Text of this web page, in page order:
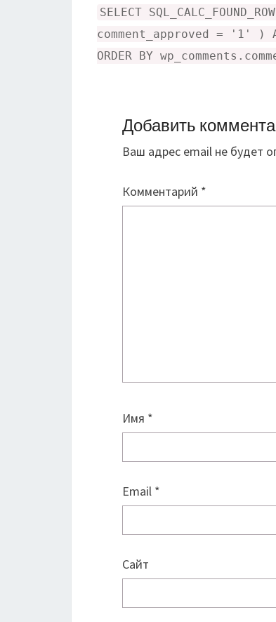
SELECT
comment_approved = '1' )
ORDER BY
Добавить
Ваш адрес email не будет
Комментарий *
Имя *
Email *
Сайт